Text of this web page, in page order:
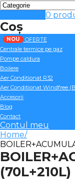
0
Coș
NOU OFERTE
Centrale termice pe gaz
Pompe caldura
Boilere
Aer Conditionat R32
Aer Conditionat Windfree
Accesorii
Blog
Contact
Contul meu
Home
(70L+210L)